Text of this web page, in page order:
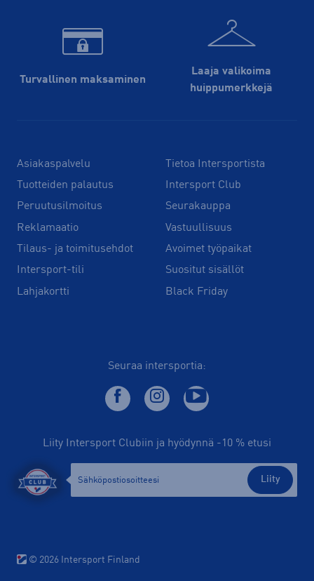
Turvallinen maksaminen
Laaja valikoima
huippu­merkkejä
Asiakaspalvelu
Tuotteiden palautus
Peruutusilmoitus
Reklamaatio
Tilaus- ja toimitusehdot
Intersport-tili
Lahjakortti
Tietoa Intersportista
Intersport Club
Seurakauppa
Vastuullisuus
Avoimet työpaikat
Suositut sisällöt
Black Friday
Seuraa intersportia:
Liity Intersport Clubiin ja hyödynnä -10 % etusi
Liity
© 2026 Intersport Finland